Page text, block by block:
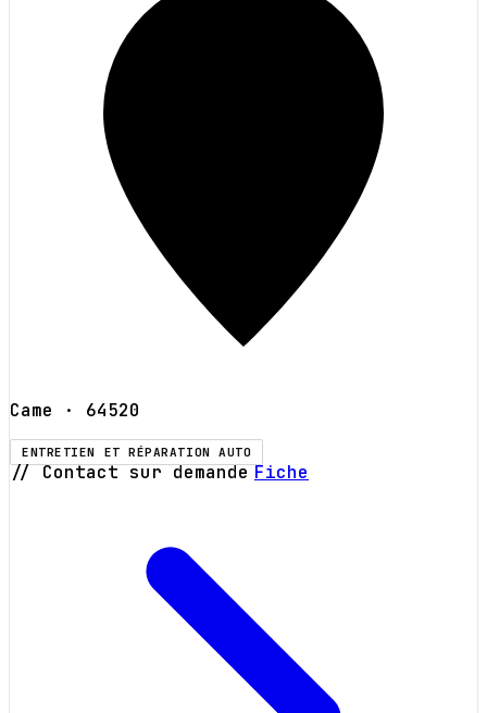
Came · 64520
ENTRETIEN ET RÉPARATION AUTO
// Contact sur demande Fiche